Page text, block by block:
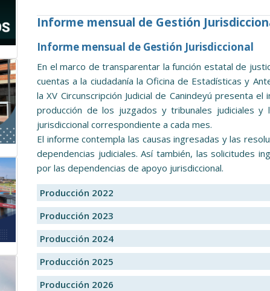
Informe mensual de Gestión
Informe mensual de Gestión Jurisdiccional
En el marco de transparentar la función estatal de
cuentas a la ciudadanía la Oficina de Estadísticas y
la XV Circunscripción Judicial de Canindeyú presenta
producción de los juzgados y tribunales judiciales y
jurisdiccional correspondiente a cada mes.
El informe contempla las causas ingresadas y las
dependencias judiciales. Así también, las solicitudes
por las dependencias de apoyo jurisdiccional.
Producción 2022
Producción 2023
Producción 2024
Producción 2025
Producción 2026